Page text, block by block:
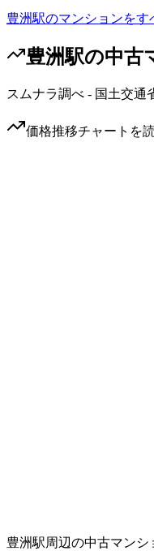
豊洲駅のマンションを
豊洲駅の中古
スムナラ調べ - 国土交通
価格推移チャートを
豊洲駅周辺の中古マンシ